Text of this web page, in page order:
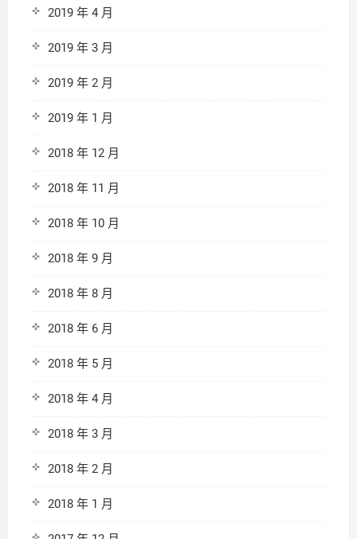
2019 年 4 月
2019 年 3 月
2019 年 2 月
2019 年 1 月
2018 年 12 月
2018 年 11 月
2018 年 10 月
2018 年 9 月
2018 年 8 月
2018 年 6 月
2018 年 5 月
2018 年 4 月
2018 年 3 月
2018 年 2 月
2018 年 1 月